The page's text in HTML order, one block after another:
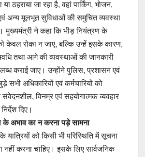
ठहराया जा रहा है, वहां पार्किंग, भोजन,
अन्य मूलभूत सुविधाओं की समुचित व्यवस्था
मुख्यमंत्री ने कहा कि भीड़ नियंत्रण के
केवल रोका न जाए, बल्कि उन्हें इसके कारण,
तथा आगे की व्यवस्थाओं की जानकारी
कराई जाए। उन्होंने पुलिस, प्रशासन एवं
सभी अधिकारियों एवं कर्मचारियों को
विनम्र एवं सहयोगात्मक व्यवहार
दिए।
के अभाव का न करना पड़े सामना
यात्रियों को किसी भी परिस्थिति में सूचना
नहीं करना चाहिए। इसके लिए सार्वजनिक